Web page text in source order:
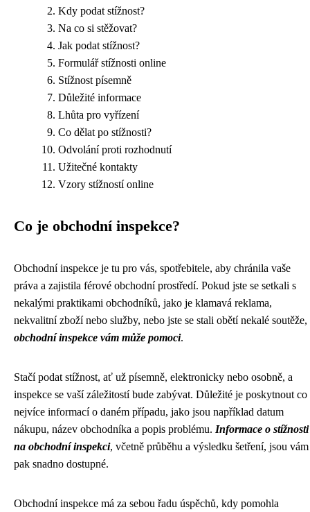
Kdy podat stížnost?
Na co si stěžovat?
Jak podat stížnost?
Formulář stížnosti online
Stížnost písemně
Důležité informace
Lhůta pro vyřízení
Co dělat po stížnosti?
Odvolání proti rozhodnutí
Užitečné kontakty
Vzory stížností online
Co je obchodní inspekce?
Obchodní inspekce je tu pro vás, spotřebitele, aby chránila vaše
práva a zajistila férové obchodní prostředí. Pokud jste se setkali s
nekalými praktikami obchodníků, jako je klamavá reklama,
nekvalitní zboží nebo služby, nebo jste se stali obětí nekalé soutěže,
obchodní inspekce vám může pomoci.
Stačí podat stížnost, ať už písemně, elektronicky nebo osobně, a
inspekce se vaší záležitostí bude zabývat. Důležité je poskytnout co
nejvíce informací o daném případu, jako jsou například datum
nákupu, název obchodníka a popis problému. Informace o stížnosti
na obchodní inspekci, včetně průběhu a výsledku šetření, jsou vám
pak snadno dostupné.
Obchodní inspekce má za sebou řadu úspěchů, kdy pomohla